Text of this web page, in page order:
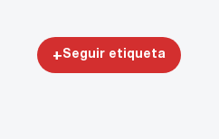
+Seguir etiqueta